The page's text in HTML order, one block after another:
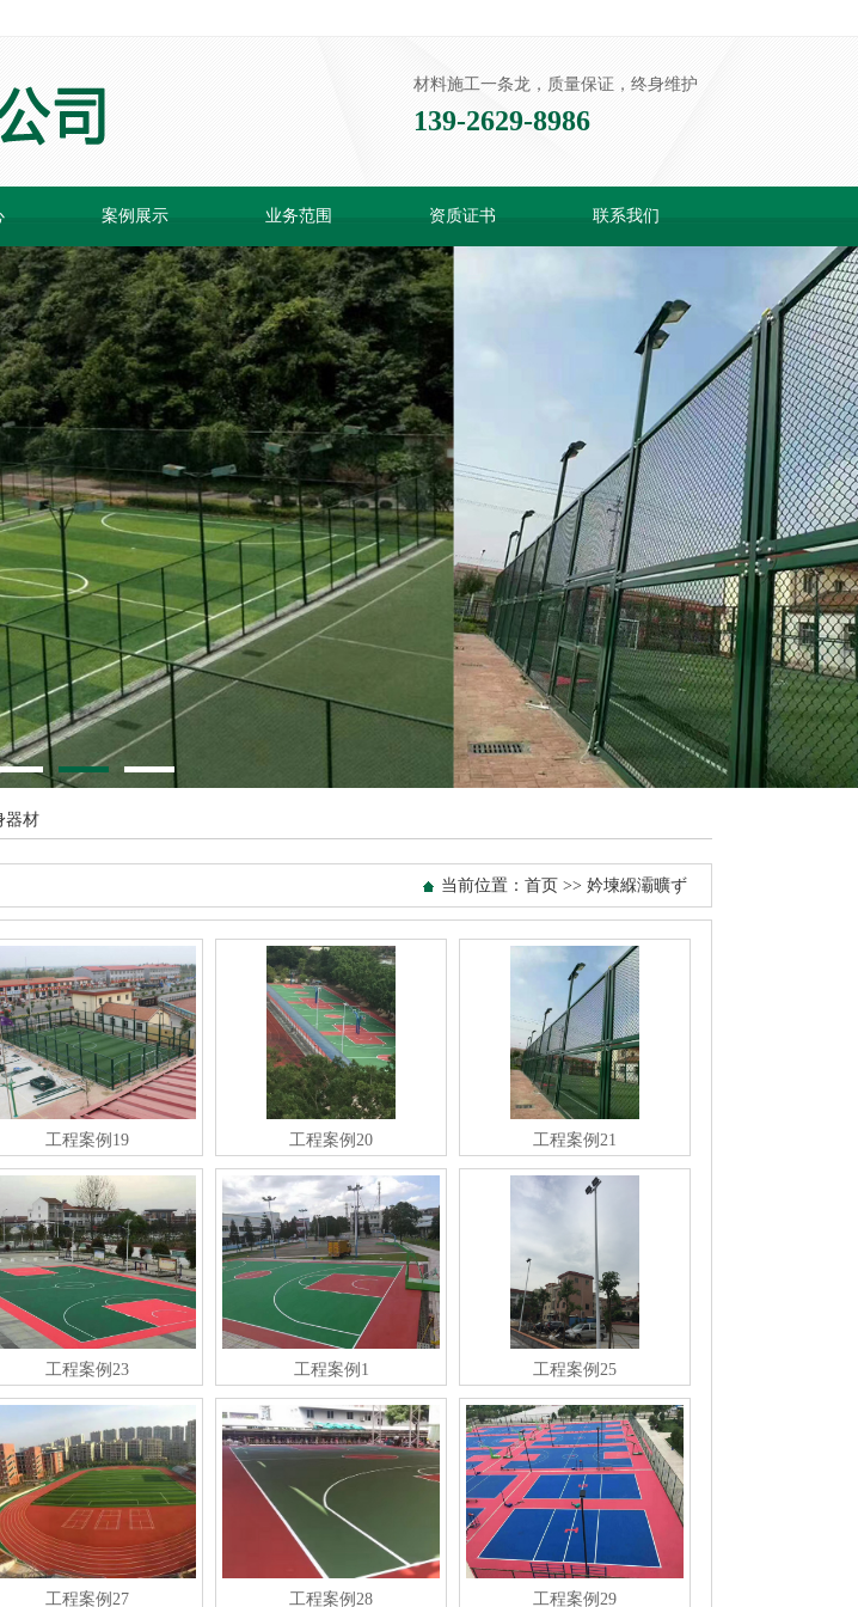
材料施工一条龙，质量保证，终身维护
139-2629-8986
案例展示 业务范围 资质证书 联系我们
器材
当前位置： 首页 >> 妗堜緥灞曠ず
工程案例19 工程案例20 工程案例21
工程案例23 工程案例1 工程案例25
工程案例27 工程案例28 工程案例29